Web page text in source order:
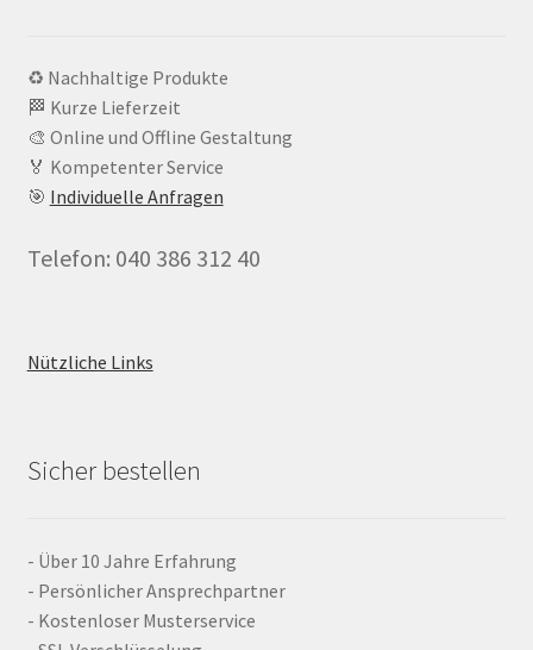
♻️ Nachhaltige Produkte
🏁 Kurze Lieferzeit
🎨 Online und Offline Gestaltung
🏅 Kompetenter Service
🎯 Individuelle Anfragen
Telefon: 040 386 312 40
Nützliche Links
Sicher bestellen
- Über 10 Jahre Erfahrung
- Persönlicher Ansprechpartner
- Kostenloser Musterservice